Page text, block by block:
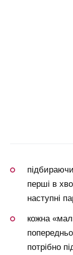
перші в
наступні
кожна
потрібно